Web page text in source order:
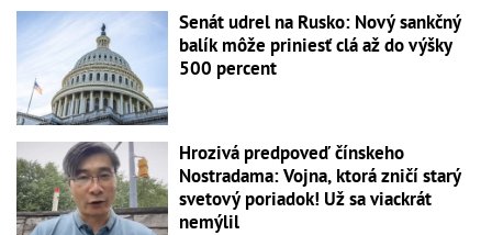
Senát udrel na Rusko: Nový sankčný
balík môže priniesť clá až do výšky
500 percent
Hrozivá predpoveď čínskeho
Nostradama: Vojna, ktorá zničí starý
svetový poriadok! Už sa viackrát
nemýlil